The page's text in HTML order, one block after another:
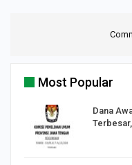
Most Popular
Dana